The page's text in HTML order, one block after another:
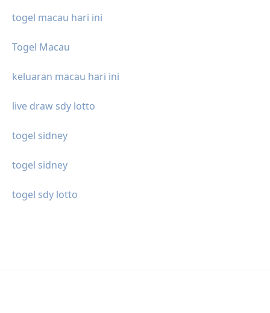
togel macau hari ini
Togel Macau
keluaran macau hari ini
live draw sdy lotto
togel sidney
togel sidney
togel sdy lotto